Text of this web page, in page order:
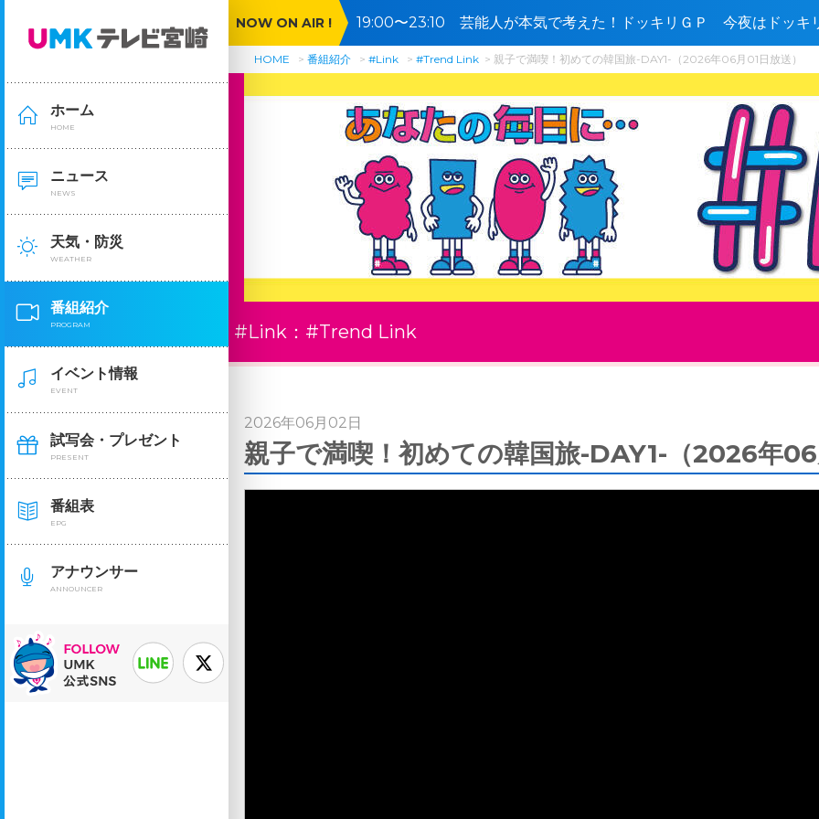
ホーム
HOME
ニュース
NEWS
天気・防災
WEATHER
番組紹介
PROGRAM
イベント情報
EVENT
試写会・プレゼント
PRESENT
番組表
EPG
アナウンサー
ANNOUNCER
NOW ON AIR !
19:00〜23:10 芸能人が本気で考えた！ドッキリＧＰ 今夜はドッキ
間ＳＰ🈑🈓
HOME 番組紹介 #Link #Trend Link 親子で満喫！初めての韓国旅-DAY1-（2026年06月01日放送）
#Link： #Trend Link
2026年06月02日
親子で満喫！初めての韓国旅-DAY1-（2026年06